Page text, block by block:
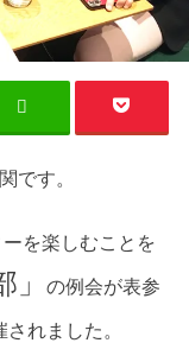
です。
を楽しむことを
」の例会が表参
されました。